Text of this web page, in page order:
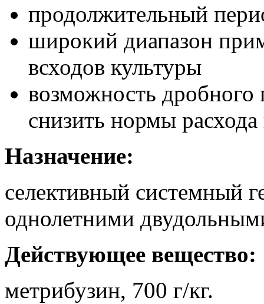
продолжительный
широкий диапазон
всходов культуры
возможность дробного
снизить нормы расхода
Назначение:
селективный системный
однолетними
Действующее вещество:
метрибузин, 700 г/кг.